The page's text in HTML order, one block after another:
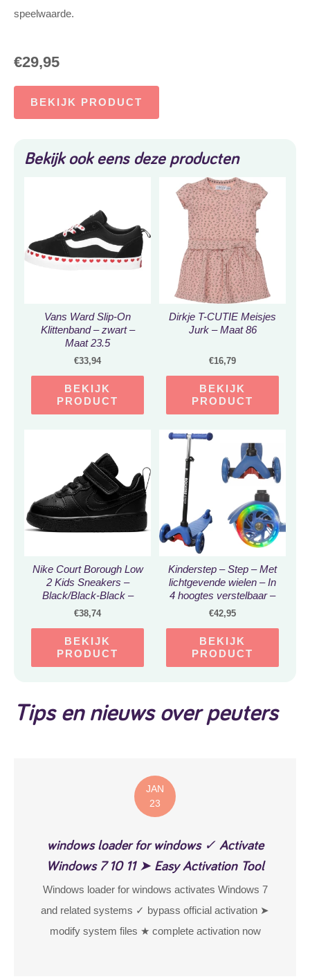
speelwaarde.
€29,95
BEKIJK PRODUCT
Bekijk ook eens deze producten
Vans Ward Slip-On
Klittenband – zwart –
Maat 23.5
€33,94
BEKIJK
PRODUCT
Dirkje T-CUTIE Meisjes
Jurk – Maat 86
€16,79
BEKIJK
PRODUCT
Nike Court Borough Low
2 Kids Sneakers –
Black/Black-Black –
Maat 23.5
€38,74
BEKIJK
PRODUCT
Kinderstep – Step – Met
lichtgevende wielen – In
4 hoogtes verstelbaar –
75° graden
Ontwikkelt balans en
coördinatie – 3+ jaar –
€42,95
BEKIJK
PRODUCT
Tips en nieuws over peuters
JAN
23
windows loader for windows ✓ Activate
Windows 7 10 11 ➤ Easy Activation Tool
Windows loader for windows activates Windows 7
and related systems ✓ bypass official activation ➤
modify system files ★ complete activation now